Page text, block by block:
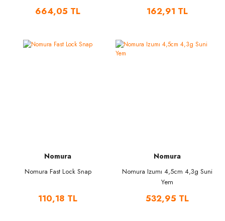
664,05 TL 162,91 TL
Nomura
Nomura Fast Lock Snap
110,18 TL
Nomura
Nomura Izumı 4,5cm 4,3g Suni
Yem
532,95 TL